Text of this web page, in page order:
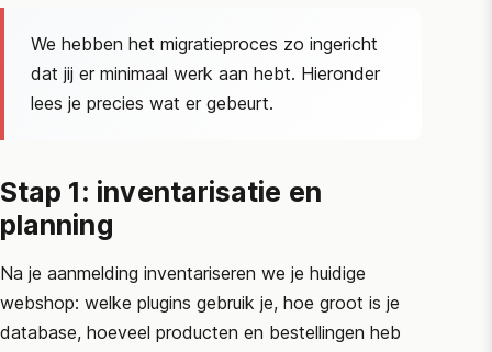
We hebben het migratieproces zo ingericht
dat jij er minimaal werk aan hebt. Hieronder
lees je precies wat er gebeurt.
Stap 1: inventarisatie en
planning
Na je aanmelding inventariseren we je huidige
webshop: welke plugins gebruik je, hoe groot is je
database, hoeveel producten en bestellingen heb